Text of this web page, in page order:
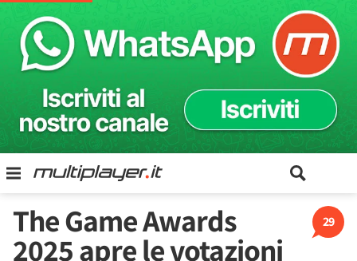
29
The Game Awards
2025 apre le votazioni